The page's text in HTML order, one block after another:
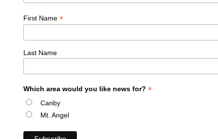
First Name *
Last Name
Which area would you like news for? *
Canby
Mt. Angel